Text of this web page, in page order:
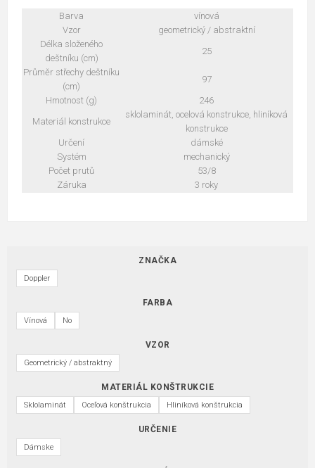
Barva
vínová
Vzor
geometrický / abstraktní
Délka složeného
deštníku (cm)
25
Průměr střechy deštníku
(cm)
97
Hmotnost (g)
246
Materiál konstrukce
sklolaminát, ocelová konstrukce, hliníková
konstrukce
Určení
dámské
Systém
mechanický
Počet prutů
53/8
Záruka
3 roky
ZNAČKA
Doppler
FARBA
Vínová No
VZOR
Geometrický / abstraktný
MATERIÁL KONŠTRUKCIE
Sklolaminát Oceľová konštrukcia Hliníková konštrukcia
URČENIE
Dámske